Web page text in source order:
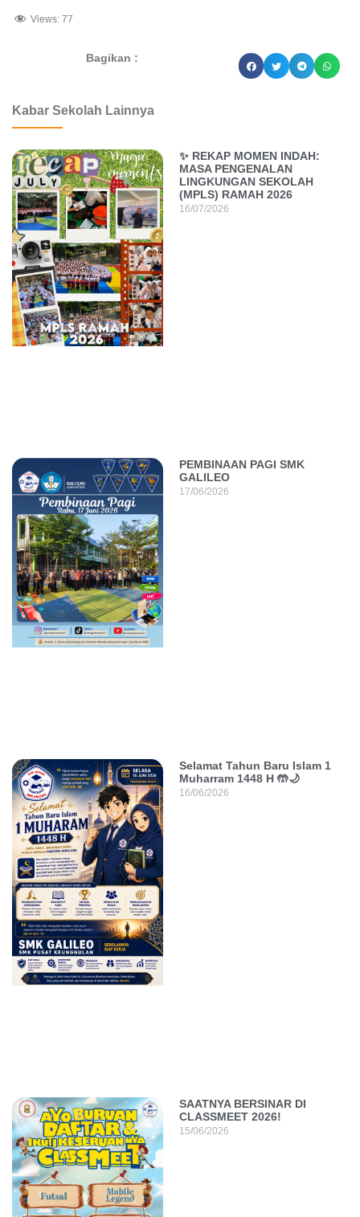
Views: 77
Bagikan :
Kabar Sekolah Lainnya
✨ REKAP MOMEN INDAH:
MASA PENGENALAN
LINGKUNGAN SEKOLAH
(MPLS) RAMAH 2026
16/07/2026
PEMBINAAN PAGI SMK
GALILEO
17/06/2026
Selamat Tahun Baru Islam 1
Muharram 1448 H 🤲🌙
16/06/2026
SAATNYA BERSINAR DI
CLASSMEET 2026!
15/06/2026